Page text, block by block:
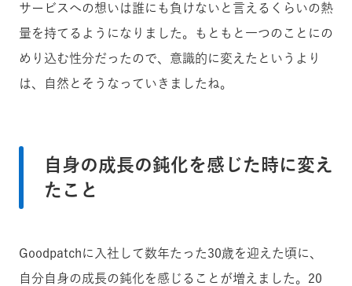
サービスへの想いは誰にも負けないと言えるくらいの熱
量を持てるようになりました。もともと一つのことにの
めり込む性分だったので、意識的に変えたというより
は、自然とそうなっていきましたね。
自身の成長の鈍化を感じた時に変え
たこと
Goodpatchに入社して数年たった30歳を迎えた頃に、
自分自身の成長の鈍化を感じることが増えました。20